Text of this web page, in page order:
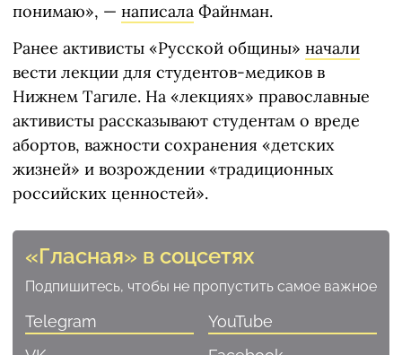
понимаю», — написала Файнман.
Ранее активисты «Русской общины» начали
вести лекции для студентов-медиков в
Нижнем Тагиле. На «лекциях» православные
активисты рассказывают студентам о вреде
абортов, важности сохранения «детских
жизней» и возрождении «традиционных
российских ценностей».
«Гласная» в соцсетях
Подпишитесь, чтобы не пропустить самое важное
Telegram
YouTube